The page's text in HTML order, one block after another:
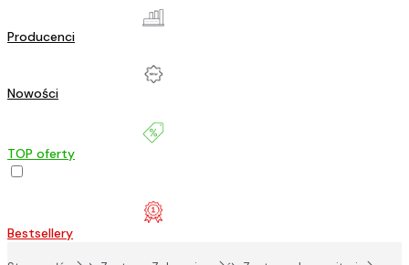
Producenci
Nowości
TOP oferty
Bestsellery